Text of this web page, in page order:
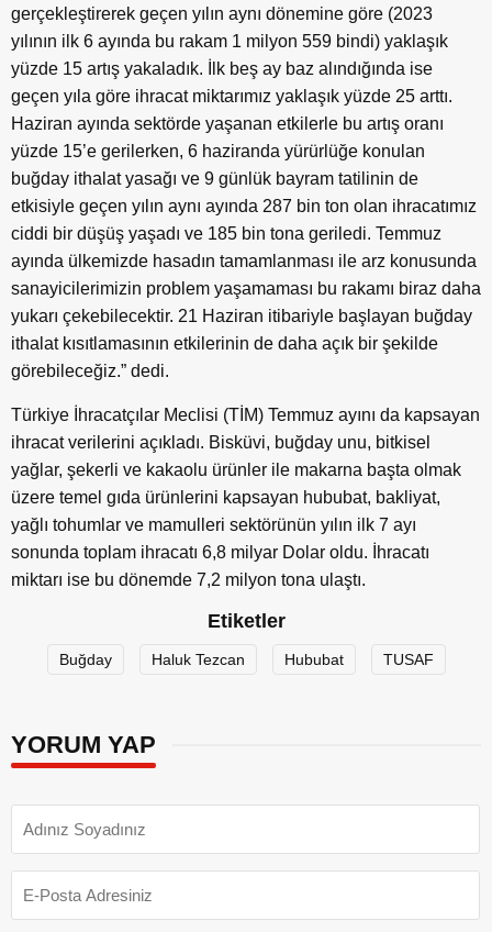
gerçekleştirerek geçen yılın aynı dönemine göre (2023
yılının ilk 6 ayında bu rakam 1 milyon 559 bindi) yaklaşık
yüzde 15 artış yakaladık. İlk beş ay baz alındığında ise
geçen yıla göre ihracat miktarımız yaklaşık yüzde 25 arttı.
Haziran ayında sektörde yaşanan etkilerle bu artış oranı
yüzde 15’e gerilerken, 6 haziranda yürürlüğe konulan
buğday ithalat yasağı ve 9 günlük bayram tatilinin de
etkisiyle geçen yılın aynı ayında 287 bin ton olan ihracatımız
ciddi bir düşüş yaşadı ve 185 bin tona geriledi. Temmuz
ayında ülkemizde hasadın tamamlanması ile arz konusunda
sanayicilerimizin problem yaşamaması bu rakamı biraz daha
yukarı çekebilecektir. 21 Haziran itibariyle başlayan buğday
ithalat kısıtlamasının etkilerinin de daha açık bir şekilde
görebileceğiz.” dedi.
Türkiye İhracatçılar Meclisi (TİM) Temmuz ayını da kapsayan
ihracat verilerini açıkladı. Bisküvi, buğday unu, bitkisel
yağlar, şekerli ve kakaolu ürünler ile makarna başta olmak
üzere temel gıda ürünlerini kapsayan hububat, bakliyat,
yağlı tohumlar ve mamulleri sektörünün yılın ilk 7 ayı
sonunda toplam ihracatı 6,8 milyar Dolar oldu. İhracatı
miktarı ise bu dönemde 7,2 milyon tona ulaştı.
Etiketler
Buğday Haluk Tezcan Hububat TUSAF
YORUM YAP